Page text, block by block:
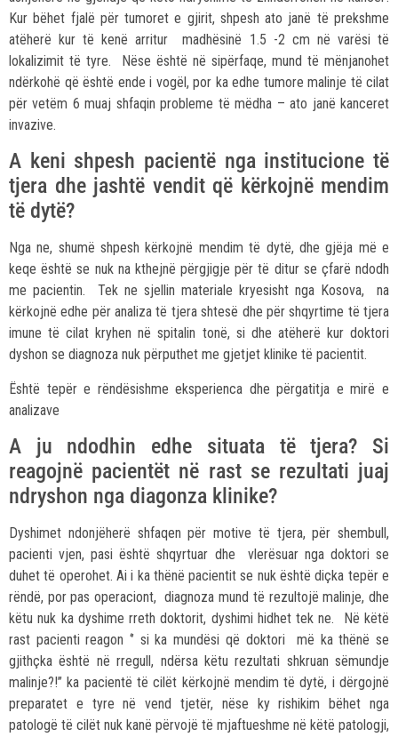
Kur bëhet fjalë për tumoret e gjirit, shpesh ato janë të prekshme
atëherë kur të kenë arritur madhësinë 1.5 -2 cm në varësi të
lokalizimit të tyre. Nëse është në sipërfaqe, mund të mënjanohet
ndërkohë që është ende i vogël, por ka edhe tumore malinje të cilat
për vetëm 6 muaj shfaqin probleme të mëdha – ato janë kanceret
invazive.
A keni shpesh pacientë nga institucione të
tjera dhe jashtë vendit që kërkojnë mendim
të dytë?
Nga ne, shumë shpesh kërkojnë mendim të dytë, dhe gjëja më e
keqe është se nuk na kthejnë përgjigje për të ditur se çfarë ndodh
me pacientin. Tek ne sjellin materiale kryesisht nga Kosova, na
kërkojnë edhe për analiza të tjera shtesë dhe për shqyrtime të tjera
imune të cilat kryhen në spitalin tonë, si dhe atëherë kur doktori
dyshon se diagnoza nuk përputhet me gjetjet klinike të pacientit.
Është tepër e rëndësishme eksperienca dhe përgatitja e mirë e
analizave
A ju ndodhin edhe situata të tjera? Si
reagojnë pacientët në rast se rezultati juaj
ndryshon nga diagonza klinike?
Dyshimet ndonjëherë shfaqen për motive të tjera, për shembull,
pacienti vjen, pasi është shqyrtuar dhe vlerësuar nga doktori se
duhet të operohet. Ai i ka thënë pacientit se nuk është diçka tepër e
rëndë, por pas operaciont, diagnoza mund të rezultojë malinje, dhe
këtu nuk ka dyshime rreth doktorit, dyshimi hidhet tek ne. Në këtë
rast pacienti reagon ‘’ si ka mundësi që doktori më ka thënë se
gjithçka është në rregull, ndërsa këtu rezultati shkruan sëmundje
malinje?!’’ ka pacientë të cilët kërkojnë mendim të dytë, i dërgojnë
preparatet e tyre në vend tjetër, nëse ky rishikim bëhet nga
patologë të cilët nuk kanë përvojë të mjaftueshme në këtë patologji,